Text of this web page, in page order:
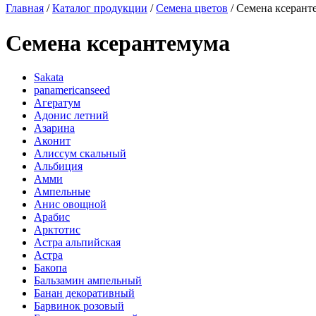
Главная /Каталог продукции /Семена цветов /Семена
Семена ксерантемума
Sakata
panamericanseed
Агератум
Адонис летний
Азарина
Аконит
Алиссум скальный
Альбиция
Амми
Ампельные
Анис овощной
Арабис
Арктотис
Астра альпийская
Астра
Бакопа
Бальзамин ампельный
Банан декоративный
Барвинок розовый